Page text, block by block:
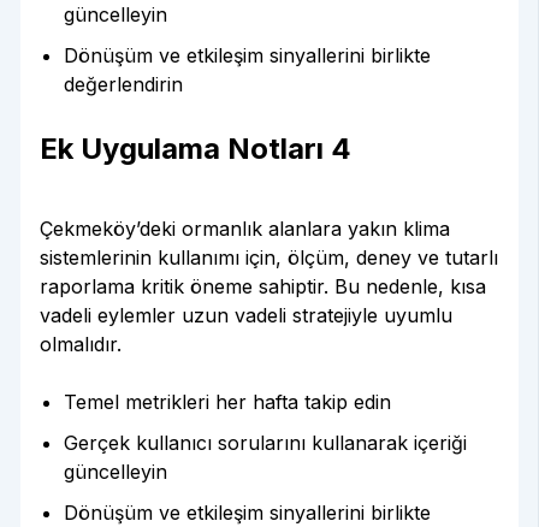
güncelleyin
Dönüşüm ve etkileşim sinyallerini birlikte
değerlendirin
Ek Uygulama Notları 4
Çekmeköy’deki ormanlık alanlara yakın klima
sistemlerinin kullanımı için, ölçüm, deney ve tutarlı
raporlama kritik öneme sahiptir. Bu nedenle, kısa
vadeli eylemler uzun vadeli stratejiyle uyumlu
olmalıdır.
Temel metrikleri her hafta takip edin
Gerçek kullanıcı sorularını kullanarak içeriği
güncelleyin
Dönüşüm ve etkileşim sinyallerini birlikte